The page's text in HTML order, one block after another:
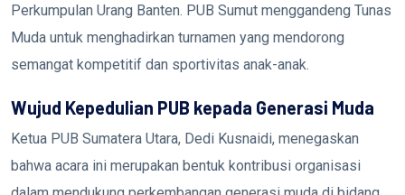
Perkumpulan Urang Banten. PUB Sumut menggandeng Tunas
Muda untuk menghadirkan turnamen yang mendorong
semangat kompetitif dan sportivitas anak-anak.
Wujud Kepedulian PUB kepada Generasi Muda
Ketua PUB Sumatera Utara, Dedi Kusnaidi, menegaskan
bahwa acara ini merupakan bentuk kontribusi organisasi